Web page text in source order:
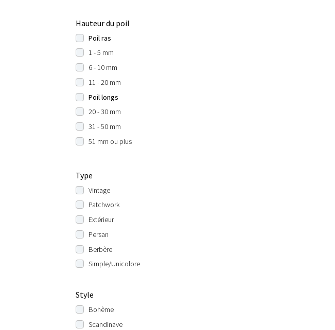
Hauteur du poil
Poil ras
1 - 5 mm
6 - 10 mm
11 - 20 mm
Poil longs
20 - 30 mm
31 - 50 mm
51 mm ou plus
Type
Vintage
Patchwork
Extérieur
Persan
Berbère
Simple/Unicolore
Style
Bohème
Scandinave